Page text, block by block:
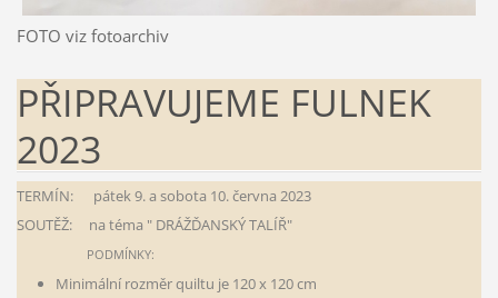
FOTO viz fotoarchiv
PŘIPRAVUJEME FULNEK
2023
TERMÍN: pátek 9. a sobota 10. června 2023
SOUTĚŽ: na téma " DRÁŽĎANSKÝ TALÍŘ"
PODMÍNKY:
Minimální rozměr quiltu je 120 x 120 cm